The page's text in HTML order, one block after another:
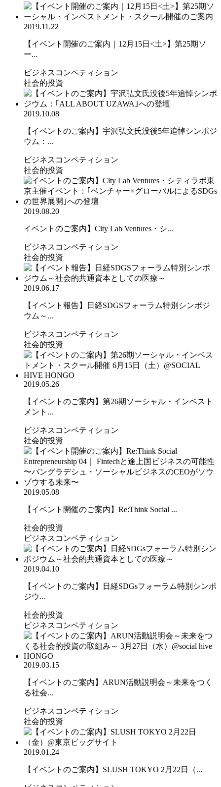
2019.11.22
【イベント開催のご案内｜12月15日<土>】第25期ソ
ー...
ビジネスコンペティション
社会的投資
2019.10.08
【イベントのご案内】宇沢弘文氏没後5年追悼シンポジ
ウム：...
ビジネスコンペティション
社会的投資
2019.08.20
イベントのご案内】City Lab Ventures・シ...
ビジネスコンペティション
社会的投資
2019.06.17
【イベント報告】日経SDGSフォーラム特別シンポジ
ウム～...
ビジネスコンペティション
社会的投資
2019.05.26
【イベントのご案内】第26期ソーシャル・インベスト
メント...
ビジネスコンペティション
社会的投資
2019.05.08
【イベント開催のご案内】Re:Think Social ...
社会的投資
ビジネスコンペティション
2019.04.10
【イベントのご案内】日経SDGsフォーラム特別シンポ
ジウ...
社会的投資
ビジネスコンペティション
2019.03.15
【イベントのご案内】ARUN活動説明会～未来をつく
る社会...
ビジネスコンペティション
社会的投資
2019.01.24
【イベントのご案内】SLUSH TOKYO 2月22日（...